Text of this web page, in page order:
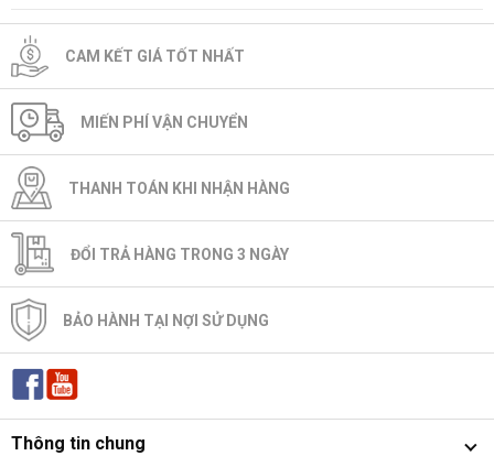
CAM KẾT GIÁ TỐT NHẤT
MIẾN PHÍ VẬN CHUYỂN
THANH TOÁN KHI NHẬN HÀNG
ĐỔI TRẢ HÀNG TRONG 3 NGÀY
BẢO HÀNH TẠI NỢI SỬ DỤNG
Thông tin chung